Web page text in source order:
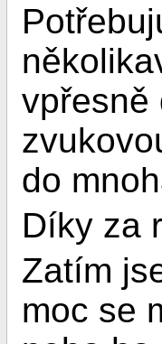
vpřesně
do
Díky za
Zatím
moc se